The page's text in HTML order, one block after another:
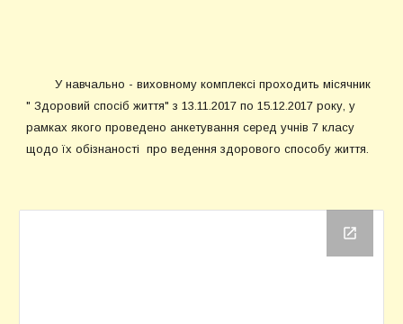
У навчально - виховному комплексі проходить місячник
" Здоровий спосіб життя" з 13.11.2017 по 15.12.2017 року, у
рамках якого проведено анкетування серед учнів 7 класу
щодо їх обізнаності про ведення здорового способу життя.